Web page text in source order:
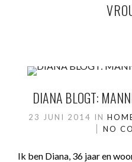
DIANA BLOGT:
23 JUNI 2014 IN
NO
Ik ben Diana, 36 jaar en